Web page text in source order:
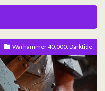
Warhammer 40,000: Darktide